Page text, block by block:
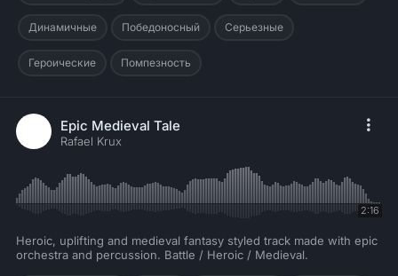
Динамичные Победоносный Серьезные
Героические Помпезность
Epic Medieval Tale
Rafael Krux
2:16
Heroic, uplifting and medieval fantasy styled track made with epic
orchestra and percussion. Battle / Heroic / Medieval.